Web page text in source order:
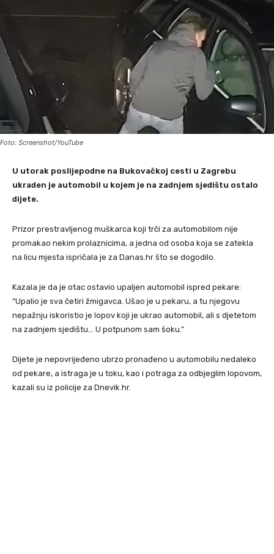
Foto: Screenshot/YouTube
U utorak poslijepodne na Bukovačkoj cesti u Zagrebu
ukraden je automobil u kojem je na zadnjem sjedištu ostalo
dijete.
Prizor prestravljenog muškarca koji trči za automobilom nije
promakao nekim prolaznicima, a jedna od osoba koja se zatekla
na licu mjesta ispričala je za Danas.hr što se dogodilo.
Kazala je da je otac ostavio upaljen automobil ispred pekare:
“Upalio je sva četiri žmigavca. Ušao je u pekaru, a tu njegovu
nepažnju iskoristio je lopov koji je ukrao automobil, ali s djetetom
na zadnjem sjedištu… U potpunom sam šoku.”
Dijete je nepovrijeđeno ubrzo pronađeno u automobilu nedaleko
od pekare, a istraga je u toku, kao i potraga za odbjeglim lopovom,
kazali su iz policije za Dnevik.hr.